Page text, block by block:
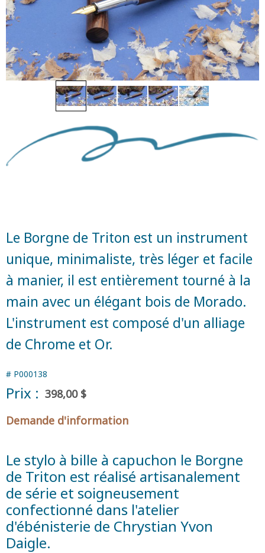
Le Borgne de Triton est un instrument
unique, minimaliste, très léger et facile
à manier, il est entièrement tourné à la
main avec un élégant bois de Morado.
L'instrument est composé d'un alliage
de Chrome et Or.
# P000138
Prix : 398,00 $
Demande d'information
Le stylo à bille à capuchon le Borgne
de Triton est réalisé artisanalement
de série et soigneusement
confectionné dans l'atelier
d'ébénisterie de Chrystian Yvon
Daigle.